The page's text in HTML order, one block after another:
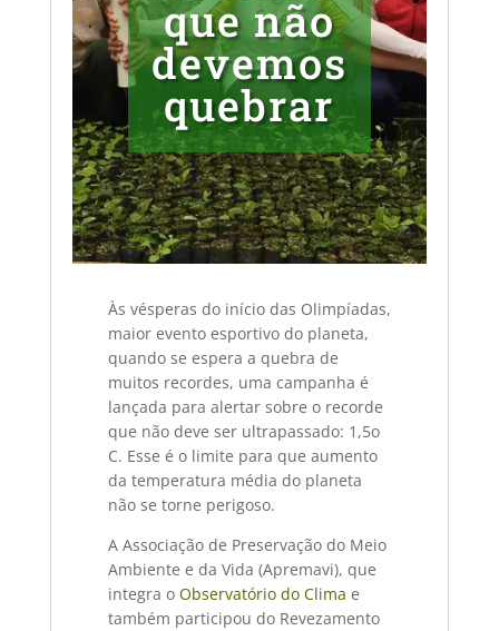
que não
devemos
quebrar
Às vésperas do início das Olimpíadas,
maior evento esportivo do planeta,
quando se espera a quebra de
muitos recordes, uma campanha é
lançada para alertar sobre o recorde
que não deve ser ultrapassado: 1,5o
C. Esse é o limite para que aumento
da temperatura média do planeta
não se torne perigoso.
A Associação de Preservação do Meio
Ambiente e da Vida (Apremavi), que
integra o Observatório do Clima e
também participou do Revezamento